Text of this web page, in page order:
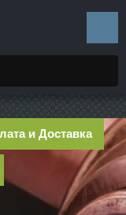
и Доставка